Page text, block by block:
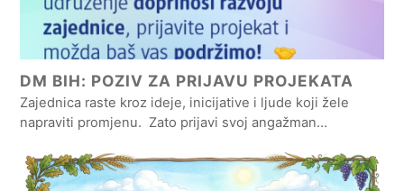
DM BIH: POZIV ZA PRIJAVU PROJEKATA
Zajednica raste kroz ideje, inicijative i ljude koji žele
napraviti promjenu. Zato prijavi svoj angažman…